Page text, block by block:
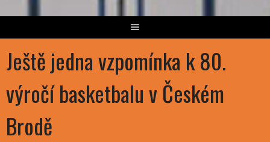
Ještě jedna vzpomínka k 80.
výročí basketbalu v Českém
Brodě